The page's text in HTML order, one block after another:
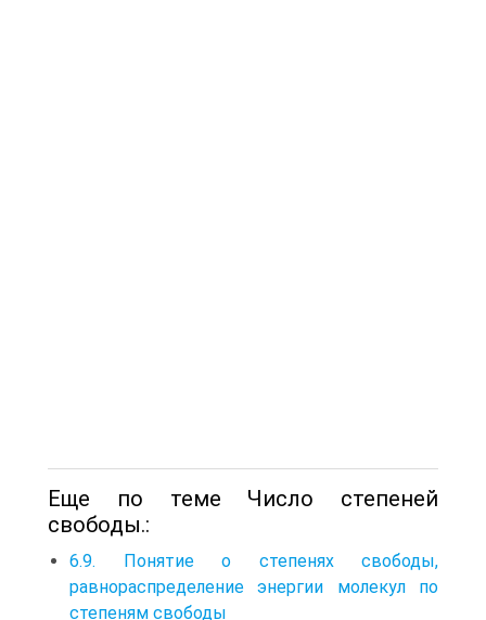
Еще по теме Число степеней
свободы.:
6.9. Понятие о степенях свободы,
равнораспределение энергии молекул по
степеням свободы